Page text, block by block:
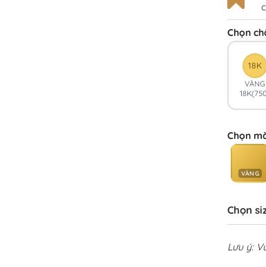
Chọn
18K
VÀNG
Chọn
VÀNG
Chọn
Lưu ý: